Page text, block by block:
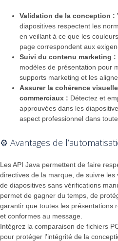
Validation de la conception :
diapositives respectent les
en veillant à ce que les
page correspondent aux
Suivi du contenu marketing :
modèles de présentation pour
supports marketing et les
Assurer la cohérence
commerciaux : Détectez et
approuvées dans les
aspect professionnel dans toute
⚙️ Avantages de
Les API Java permettent de faire
directives de la marque, de suivre les
de diapositives sans vérifications
permet de gagner du temps, de
garantir que toutes les présentations
et conformes au message.
Intégrez la comparaison de fichiers
pour protéger l’intégrité de la